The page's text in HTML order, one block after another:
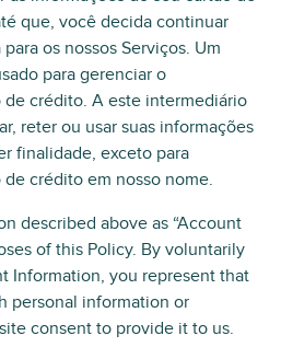
que, você decida continuar
os nossos Serviços. Um
para gerenciar o
de crédito. A este intermediário
reter ou usar suas informações
finalidade, exceto para
crédito em nosso nome.
described above as “Account
of this Policy. By voluntarily
Information, you represent that
personal information or
consent to provide it to us.